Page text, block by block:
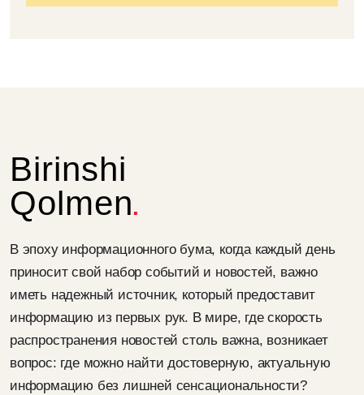
Birinshi
Qolmen
В эпоху информационного бума, когда каждый день
приносит свой набор событий и новостей, важно
иметь надежный источник, который предоставит
информацию из первых рук. В мире, где скорость
распространения новостей столь важна, возникает
вопрос: где можно найти достоверную, актуальную
информацию без лишней сенсациональности?